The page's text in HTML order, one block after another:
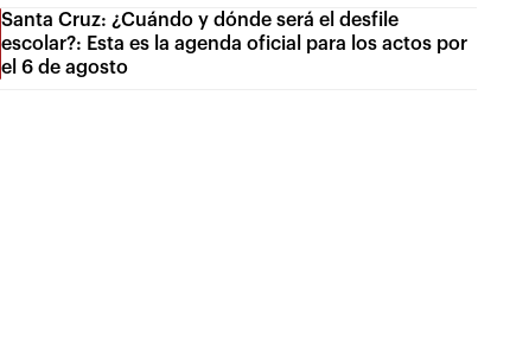
Santa Cruz: ¿Cuándo y dónde será el desfile
escolar?: Esta es la agenda oficial para los actos por
el 6 de agosto